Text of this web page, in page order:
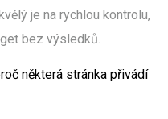
je na rychlou kontrolu,
bez výsledků.
některá stránka přivádí